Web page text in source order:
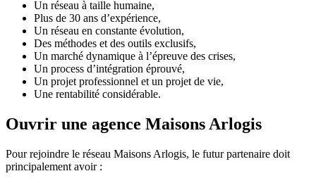
Un réseau à taille humaine,
Plus de 30 ans d’expérience,
Un réseau en constante évolution,
Des méthodes et des outils exclusifs,
Un marché dynamique à l’épreuve des crises,
Un process d’intégration éprouvé,
Un projet professionnel et un projet de vie,
Une rentabilité considérable.
Ouvrir une agence Maisons Arlogis
Pour rejoindre le réseau Maisons Arlogis, le futur partenaire doit
principalement avoir :